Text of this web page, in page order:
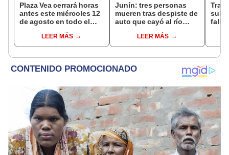
Plaza Vea cerrará horas
antes este miércoles 12
de agosto en todo el
hasta las 7 p.m.
LEER MÁS
Junín: tres personas
mueren tras despiste de
auto que cayó al río
CentralLEER MÁS
sube